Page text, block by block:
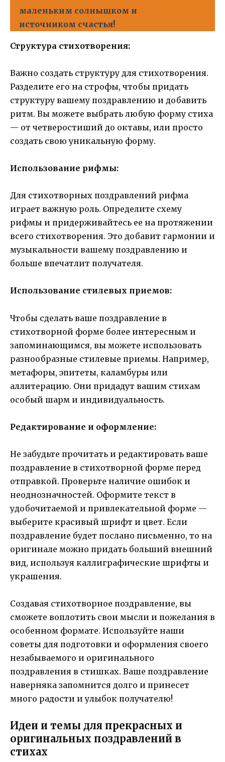
маленьким солнышком и
источником счастья!
Структура стихотворения:
Важно создать структуру для стихотворения.
Разделите его на строфы, чтобы придать
структуру вашему поздравлению и добавить
ритм. Вы можете выбрать любую форму стиха
— от четверостиший до октавы, или просто
создать свою уникальную форму.
Использование рифмы:
Для стихотворных поздравлений рифма
играет важную роль. Определите схему
рифмы и придерживайтесь ее на протяжении
всего стихотворения. Это добавит гармонии и
музыкальности вашему поздравлению и
больше впечатлит получателя.
Использование стилевых приемов:
Чтобы сделать ваше поздравление в
стихотворной форме более интересным и
запоминающимся, вы можете использовать
разнообразные стилевые приемы. Например,
метафоры, эпитеты, каламбуры или
аллитерацию. Они придадут вашим стихам
особый шарм и индивидуальность.
Редактирование и оформление:
Не забудьте прочитать и редактировать ваше
поздравление в стихотворной форме перед
отправкой. Проверьте наличие ошибок и
неоднозначностей. Оформите текст в
удобочитаемой и привлекательной форме —
выберите красивый шрифт и цвет. Если
поздравление будет послано письменно, то на
оригинале можно придать больший внешний
вид, используя каллиграфические шрифты и
украшения.
Создавая стихотворное поздравление, вы
сможете воплотить свои мысли и пожелания в
особенном формате. Используйте наши
советы для подготовки и оформления своего
незабываемого и оригинального
поздравления в стишках. Ваше поздравление
наверняка запомнится долго и принесет
много радости и улыбок получателю!
Идеи и темы для прекрасных и
оригинальных поздравлений в
стихах